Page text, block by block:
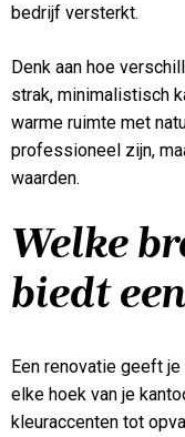
bedrijf versterkt.
Denk aan hoe
strak, minimalistisch
warme ruimte met
professioneel zijn,
waarden.
Welke
biedt
Een renovatie geeft
elke hoek van je
kleuraccenten tot